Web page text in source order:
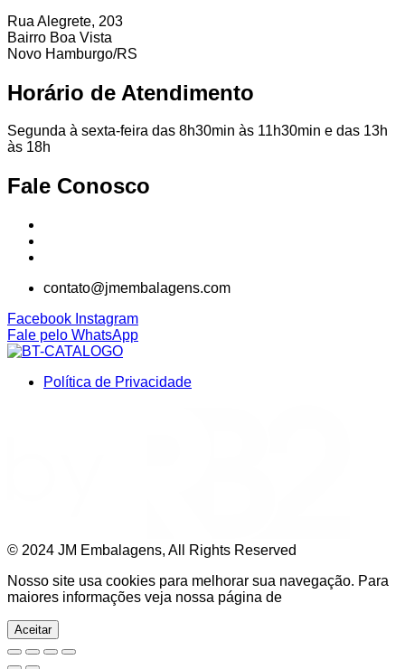
Rua Alegrete, 203
Bairro Boa Vista
Novo Hamburgo/RS
Horário de Atendimento
Segunda à sexta-feira das 8h30min às 11h30min e das 13h
às 18h
Fale Conosco
contato@jmembalagens.com
Facebook Instagram
Fale pelo WhatsApp
Política de Privacidade
© 2024 JM Embalagens, All Rights Reserved
Nosso site usa cookies para melhorar sua navegação. Para
maiores informações veja nossa página de
Aceitar